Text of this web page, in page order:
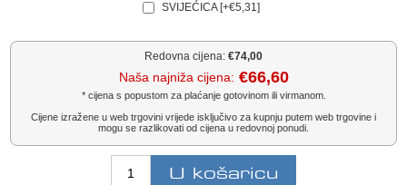
SVIJEĆICA [+€5,31]
Redovna cijena: €74,00
Naša najniža cijena: €66,60
* cijena s popustom za plaćanje gotovinom ili virmanom.
Cijene izražene u web trgovini vrijede isključivo za kupnju putem web trgovine i
mogu se razlikovati od cijena u redovnoj ponudi.